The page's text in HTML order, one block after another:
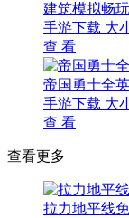
建筑模拟畅
手游下载 大
查 看
帝国勇士全
手游下载 大
查 看
查看更多
拉力地平线